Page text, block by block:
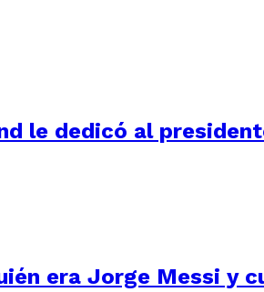
le dedicó al
era Jorge Messi y